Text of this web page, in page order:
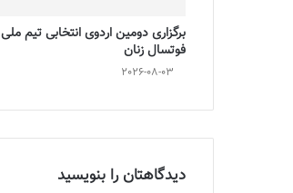
برگزاری دومین اردوی انتخابی تیم ملی
فوتسال زنان
2026-08-03
دیدگاهتان را بنویسید